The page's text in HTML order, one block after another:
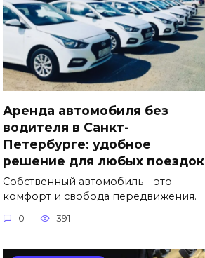
Аренда автомобиля без
водителя в Санкт-
Петербурге: удобное
решение для любых поездок
Собственный автомобиль – это
комфорт и свобода передвижения.
0 391